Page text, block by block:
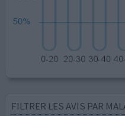
FILTRER LES AVIS PAR